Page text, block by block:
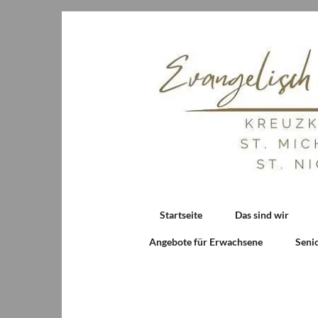
Startseite Das sind wir
Angebote für Erwachsene